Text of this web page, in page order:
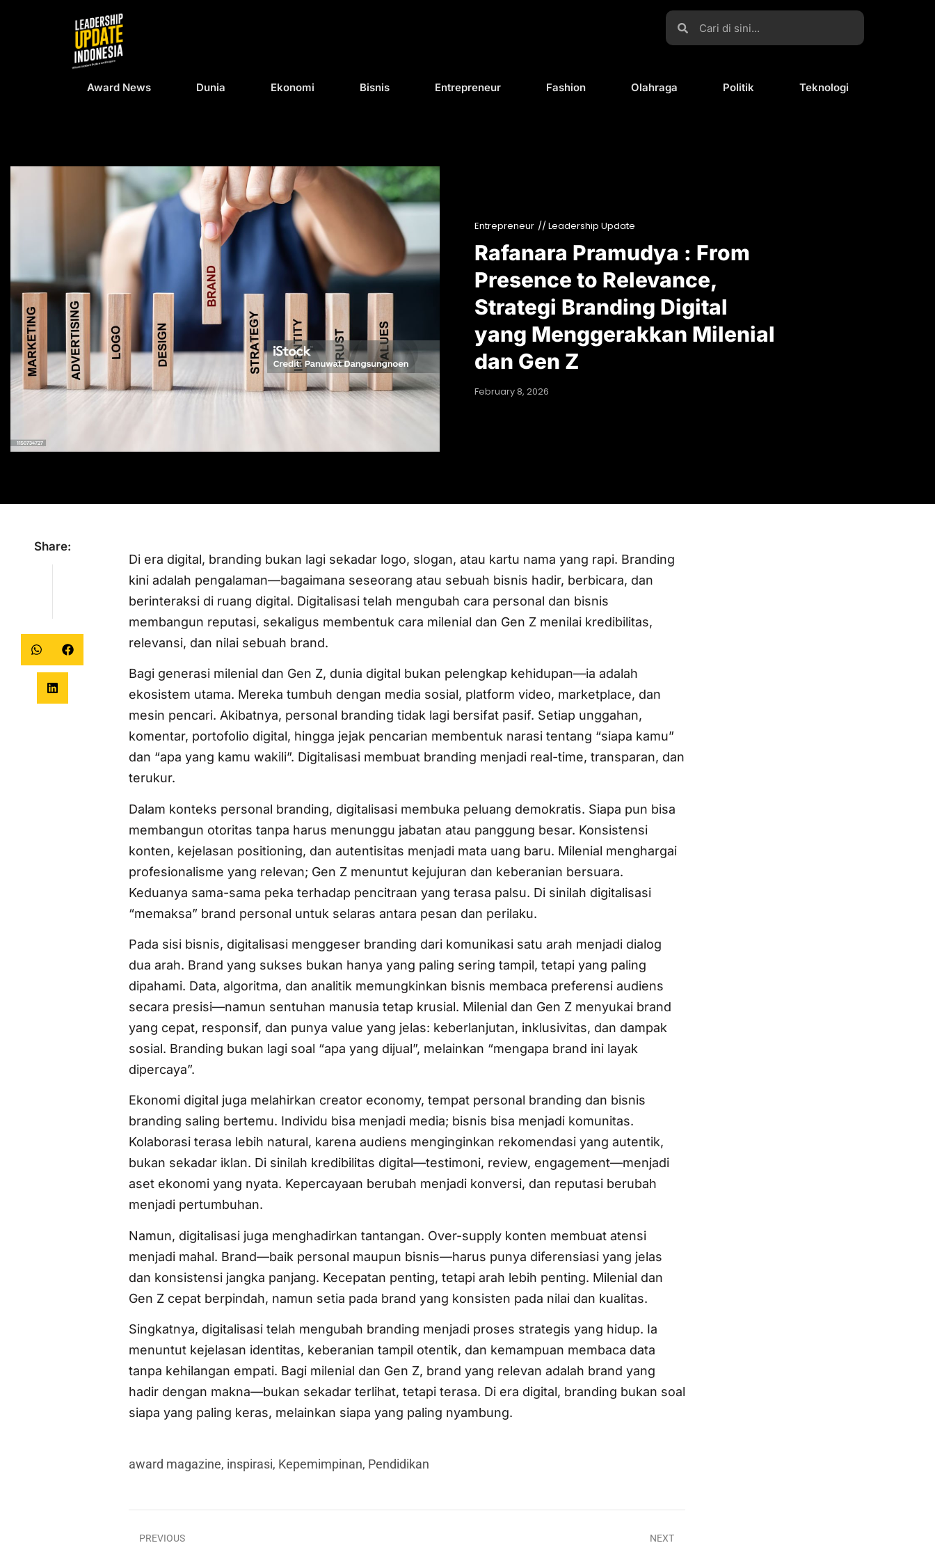
Award News Dunia Ekonomi Bisnis Entrepreneur Fashion Olahraga Politik Teknologi
Entrepreneur // Leadership Update
Rafanara Pramudya : From
Presence to Relevance,
Strategi Branding Digital
yang Menggerakkan Milenial
dan Gen Z
February 8, 2026
Share:
Di era digital, branding bukan lagi sekadar logo, slogan, atau kartu nama yang rapi. Branding
kini adalah pengalaman—bagaimana seseorang atau sebuah bisnis hadir, berbicara, dan
berinteraksi di ruang digital. Digitalisasi telah mengubah cara personal dan bisnis
membangun reputasi, sekaligus membentuk cara milenial dan Gen Z menilai kredibilitas,
relevansi, dan nilai sebuah brand.
Bagi generasi milenial dan Gen Z, dunia digital bukan pelengkap kehidupan—ia adalah
ekosistem utama. Mereka tumbuh dengan media sosial, platform video, marketplace, dan
mesin pencari. Akibatnya, personal branding tidak lagi bersifat pasif. Setiap unggahan,
komentar, portofolio digital, hingga jejak pencarian membentuk narasi tentang “siapa kamu”
dan “apa yang kamu wakili”. Digitalisasi membuat branding menjadi real-time, transparan, dan
terukur.
Dalam konteks personal branding, digitalisasi membuka peluang demokratis. Siapa pun bisa
membangun otoritas tanpa harus menunggu jabatan atau panggung besar. Konsistensi
konten, kejelasan positioning, dan autentisitas menjadi mata uang baru. Milenial menghargai
profesionalisme yang relevan; Gen Z menuntut kejujuran dan keberanian bersuara.
Keduanya sama-sama peka terhadap pencitraan yang terasa palsu. Di sinilah digitalisasi
“memaksa” brand personal untuk selaras antara pesan dan perilaku.
Pada sisi bisnis, digitalisasi menggeser branding dari komunikasi satu arah menjadi dialog
dua arah. Brand yang sukses bukan hanya yang paling sering tampil, tetapi yang paling
dipahami. Data, algoritma, dan analitik memungkinkan bisnis membaca preferensi audiens
secara presisi—namun sentuhan manusia tetap krusial. Milenial dan Gen Z menyukai brand
yang cepat, responsif, dan punya value yang jelas: keberlanjutan, inklusivitas, dan dampak
sosial. Branding bukan lagi soal “apa yang dijual”, melainkan “mengapa brand ini layak
dipercaya”.
Ekonomi digital juga melahirkan creator economy, tempat personal branding dan bisnis
branding saling bertemu. Individu bisa menjadi media; bisnis bisa menjadi komunitas.
Kolaborasi terasa lebih natural, karena audiens menginginkan rekomendasi yang autentik,
bukan sekadar iklan. Di sinilah kredibilitas digital—testimoni, review, engagement—menjadi
aset ekonomi yang nyata. Kepercayaan berubah menjadi konversi, dan reputasi berubah
menjadi pertumbuhan.
Namun, digitalisasi juga menghadirkan tantangan. Over-supply konten membuat atensi
menjadi mahal. Brand—baik personal maupun bisnis—harus punya diferensiasi yang jelas
dan konsistensi jangka panjang. Kecepatan penting, tetapi arah lebih penting. Milenial dan
Gen Z cepat berpindah, namun setia pada brand yang konsisten pada nilai dan kualitas.
Singkatnya, digitalisasi telah mengubah branding menjadi proses strategis yang hidup. Ia
menuntut kejelasan identitas, keberanian tampil otentik, dan kemampuan membaca data
tanpa kehilangan empati. Bagi milenial dan Gen Z, brand yang relevan adalah brand yang
hadir dengan makna—bukan sekadar terlihat, tetapi terasa. Di era digital, branding bukan soal
siapa yang paling keras, melainkan siapa yang paling nyambung.
award magazine, inspirasi, Kepemimpinan, Pendidikan
PREVIOUS NEXT